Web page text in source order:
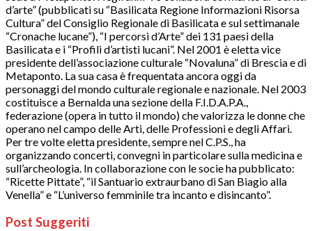
d’arte” (pubblicati su “Basilicata Regione Informazioni Risorsa
Cultura” del Consiglio Regionale di Basilicata e sul settimanale
“Cronache lucane”), “I percorsi d’Arte” dei 131 paesi della
Basilicata e i “Profili d’artisti lucani”. Nel 2001 è eletta vice
presidente dell’associazione culturale “Novaluna” di Brescia e di
Metaponto. La sua casa è frequentata ancora oggi da
personaggi del mondo culturale regionale e nazionale. Nel 2003
costituisce a Bernalda una sezione della F.I.D.A.P.A.,
federazione (opera in tutto il mondo) che valorizza le donne che
operano nel campo delle Arti, delle Professioni e degli Affari.
Per tre volte eletta presidente, sempre nel C.P.S., ha
organizzando concerti, convegni in particolare sulla medicina e
sull’archeologia. In collaborazione con le socie ha pubblicato:
“Ricette Pittate”, “il Santuario extraurbano di San Biagio alla
Venella” e “L’universo femminile tra incanto e disincanto”.
Post Suggeriti